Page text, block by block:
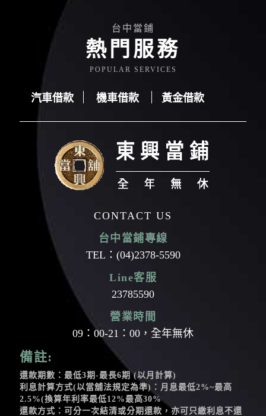
台中當鋪
熱門服務
POPULAR SERVICES
汽車借款 汽車借款
機車借款 機車借款
黃金借款
CONTACT US
台中當鋪專線
TEL： (04)2378-5590
Line客服
23785590
營業時間
09：00-21：00，全年無休
備註:
還款期數：最低3期-最長6期 (以月計算)
利息計算方式(以當舖法規定為準)：月息最低2%~最高
2.5%(換算年利率最低12%最高30%
還款方式：可分一次結清或分期還款，亦可只繳利息不還